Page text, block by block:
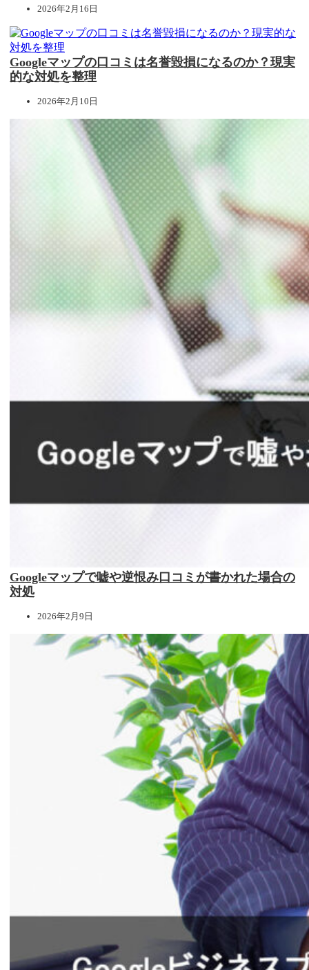
2026年2月16日
Googleマップの口コミは名誉毀損になるのか？現実
的な対処を整理
2026年2月10日
Googleマップで嘘や逆恨み口コミが書かれた場合の
対処
2026年2月9日